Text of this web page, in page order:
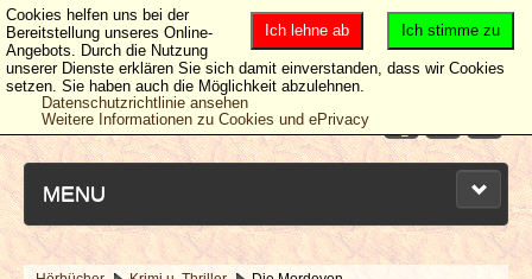
MENU
Ich stimme zu
Ich lehne ab
Cookies helfen uns bei der
Bereitstellung unseres Online-
Angebots. Durch die Nutzung
unserer Dienste erklären Sie sich damit einverstanden, dass wir Cookies
setzen. Sie haben auch die Möglichkeit abzulehnen.
Datenschutzrichtlinie ansehen
Weitere Informationen zu Cookies und ePrivacy